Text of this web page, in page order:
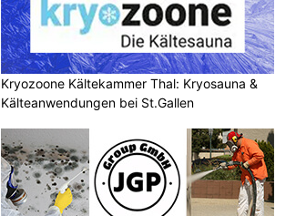
Kryozoone Kältekammer Thal: Kryosauna &
Kälteanwendungen bei St.Gallen